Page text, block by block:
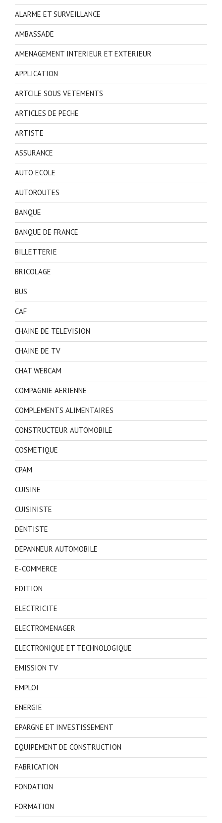
ALARME ET SURVEILLANCE
AMBASSADE
AMENAGEMENT INTERIEUR ET EXTERIEUR
APPLICATION
ARTCILE SOUS VETEMENTS
ARTICLES DE PECHE
ARTISTE
ASSURANCE
AUTO ECOLE
AUTOROUTES
BANQUE
BANQUE DE FRANCE
BILLETTERIE
BRICOLAGE
BUS
CAF
CHAINE DE TELEVISION
CHAINE DE TV
CHAT WEBCAM
COMPAGNIE AERIENNE
COMPLEMENTS ALIMENTAIRES
CONSTRUCTEUR AUTOMOBILE
COSMETIQUE
CPAM
CUISINE
CUISINISTE
DENTISTE
DEPANNEUR AUTOMOBILE
E-COMMERCE
EDITION
ELECTRICITE
ELECTROMENAGER
ELECTRONIQUE ET TECHNOLOGIQUE
EMISSION TV
EMPLOI
ENERGIE
EPARGNE ET INVESTISSEMENT
EQUIPEMENT DE CONSTRUCTION
FABRICATION
FONDATION
FORMATION